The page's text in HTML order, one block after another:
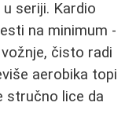
seriji. Kardio
na minimum -
čisto radi
aerobika topi
stručno lice da